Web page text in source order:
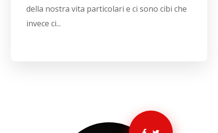
della nostra vita particolari e ci sono cibi che
invece ci...